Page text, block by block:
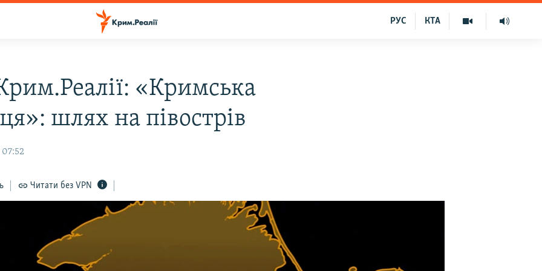
КТА
РУС
«Кримська
шлях на півострів
07:52
Читати без VPN